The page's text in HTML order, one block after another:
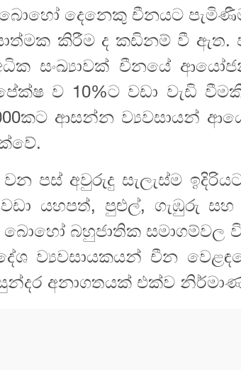
දෙනෙකු චීනයට පැමිණීමත්
කිරීම ද කඩිනම් වී ඇත.
සංඛ්‍යාවක් චීනයේ
ව 10%ට වඩා වැඩි
ආසන්න ව්‍යවසායන්
පස් අවුරුදු සැලැස්ම
යහපත්, පුළුල්, ගැඹුරු
බහුජාතික සමාගම්වල
ව්‍යවසායකයන් චීන
අනාගතයක් එක්ව